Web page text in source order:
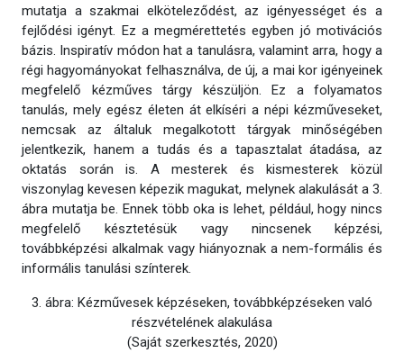
mutatja a szakmai elköteleződést, az igényességet és a
fejlődési igényt. Ez a megmérettetés egyben jó motivációs
bázis. Inspiratív módon hat a tanulásra, valamint arra, hogy a
régi hagyományokat felhasználva, de új, a mai kor igényeinek
megfelelő kézműves tárgy készüljön. Ez a folyamatos
tanulás, mely egész életen át elkíséri a népi kézműveseket,
nemcsak az általuk megalkotott tárgyak minőségében
jelentkezik, hanem a tudás és a tapasztalat átadása, az
oktatás során is. A mesterek és kismesterek közül
viszonylag kevesen képezik magukat, melynek alakulását a 3.
ábra mutatja be. Ennek több oka is lehet, például, hogy nincs
megfelelő késztetésük vagy nincsenek képzési,
továbbképzési alkalmak vagy hiányoznak a nem-formális és
informális tanulási színterek.
3. ábra: Kézművesek képzéseken, továbbképzéseken való
részvételének alakulása
(Saját szerkesztés, 2020)